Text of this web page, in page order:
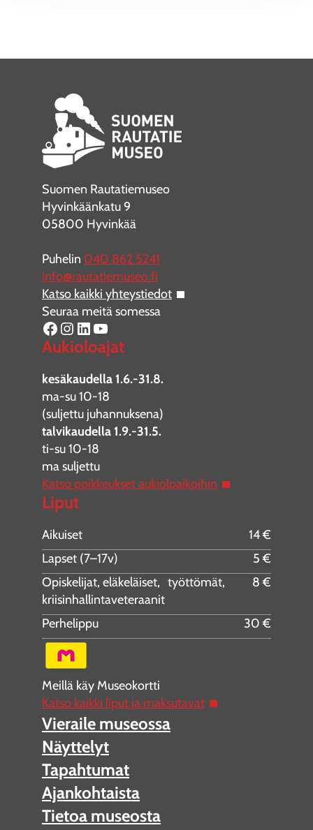
Suomen Rautatiemuseo
Hyvinkäänkatu 9
05800 Hyvinkää
Puhelin 040 862 5241
info@rautatiemuseo.fi
Katso kaikki yhteystiedot
Seuraa meitä somessa
Facebook Instagram LinkedIn YouTube
Aukioloajat
kesäkaudella 1.6.-31.8.
ma-su 10-18
(suljettu juhannuksena)
talvikaudella 1.9.-31.5.
ti-su 10-18
ma suljettu
Katso poikkeukset aukioloaikoihin
Liput
Aikuiset
14 €
Lapset (7–17v)
5 €
Opiskelijat, eläkeläiset, työttömät,
kriisinhallintaveteraanit
8 €
Perhelippu 30 €
Meillä käy Museokortti
Katso kaikki liput ja maksutavat
Vieraile museossa
Näyttelyt
Tapahtumat
Ajankohtaista
Tietoa museosta